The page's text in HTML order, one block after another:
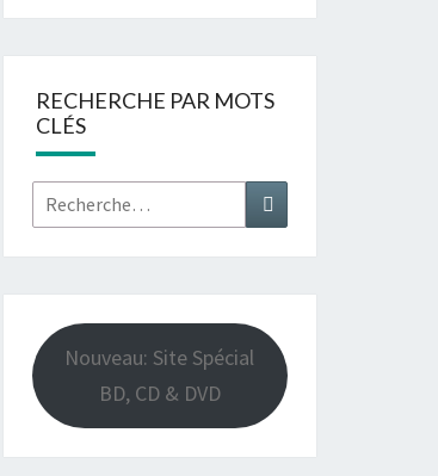
RECHERCHE PAR MOTS
CLÉS
Rechercher : Recherche
Nouveau: Site Spécial
BD, CD & DVD